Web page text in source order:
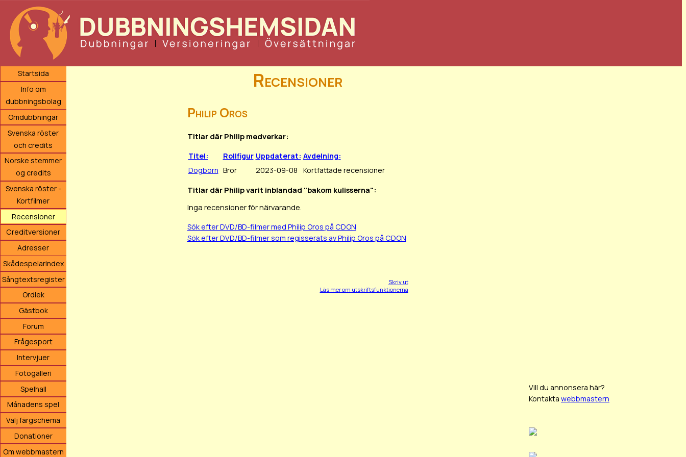
Startsida
Info om
dubbningsbolag
Omdubbningar
Svenska röster
och credits
Norske stemmer
og credits
Svenska röster -
Kortfilmer
Recensioner
Creditversioner
Adresser
Skådespelarindex
Sångtextsregister
Ordlek
Gästbok
Forum
Frågesport
Intervjuer
Fotogalleri
Spelhall
Månadens spel
Välj färgschema
Donationer
Om webbmastern
Recensioner
Philip Oros
Titlar där Philip medverkar:
Titel: Rollfigur Uppdaterat: Avdelning:
Dogborn Bror 2023-09-08 Kortfattade recensioner
Titlar där Philip varit inblandad "bakom kulisserna":
Inga recensioner för närvarande.
Sök efter DVD/BD-filmer med Philip Oros på CDON
Sök efter DVD/BD-filmer som regisserats av Philip Oros på CDON
Skriv ut
Läs mer om utskriftsfunktionerna
Vill du annonsera här?
Kontakta webbmastern